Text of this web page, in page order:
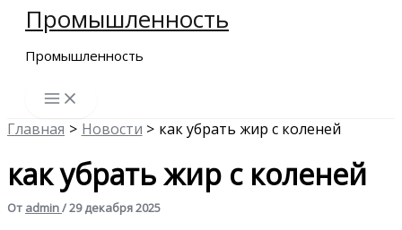
Перейти
содержимому
Промышленность
Промышленность
Главная Новости как убрать жир с коленей
как убрать жир с коленей
От admin/29 декабря 2025